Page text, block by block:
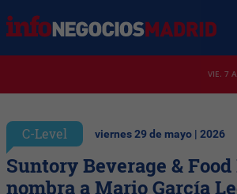
VIE. 7
C-Level viernes 29 de mayo | 2026
Suntory Beverage &
nombra a Mario García